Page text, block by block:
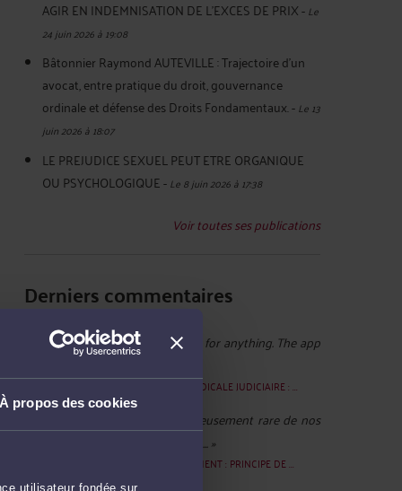
À propos des cookies
utilisateur fondée sur
AGIR EN INDEMNISATION DE L'EXCES DE PRIX-Le
24 juin 2026 à 19:08
Bâtonnier Raymond AUTEVILLE : Trajectoire d’un
avocat, entre pratique du droit, gouvernance
ordinale et défense des Droits Fondamentaux.-Le 13
juin 2026 à 18:07
LE PREJUDICE SEXUEL PEUT ETRE ORGANIQUE
OU PSYCHOLOGIQUE-Le 8 juin 2026 à 17:38
Voir toutes ses publications
Derniers commentaires
tjdykut :« You don’t need to pay for anything. The app
EXPERTISE MEDICALE JUDICIAIRE : ...
« Il est malheureusement rare de nos
jours de tomber sur des prêteurs ... »
CAUTIONNEMENT : PRINCIPE DE ...